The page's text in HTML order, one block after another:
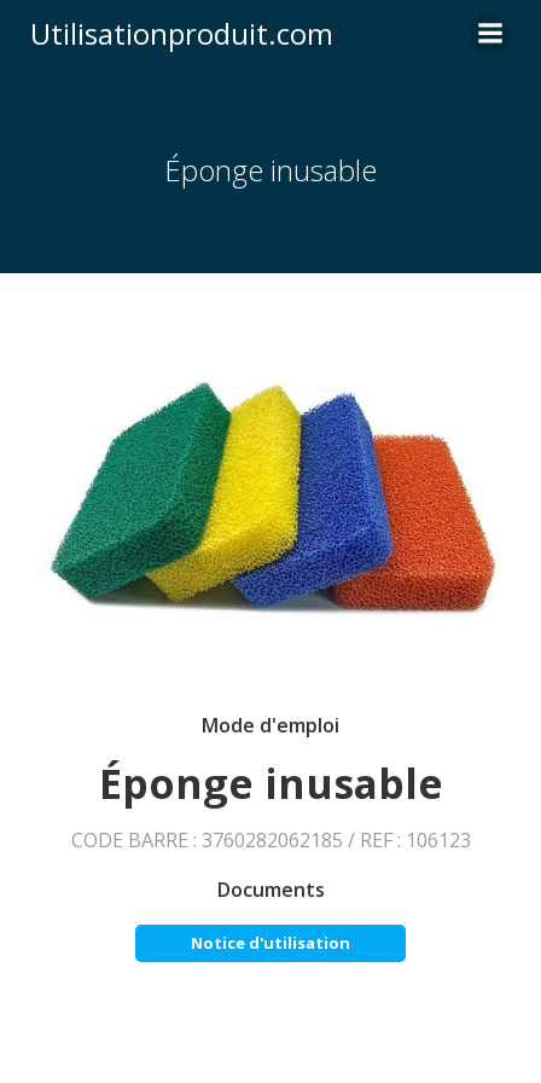
to
Utilisationproduit.com
Éponge inusable
Mode d'emploi
Éponge inusable
CODE BARRE : 3760282062185 / REF : 106123
Documents
Notice d'utilisation